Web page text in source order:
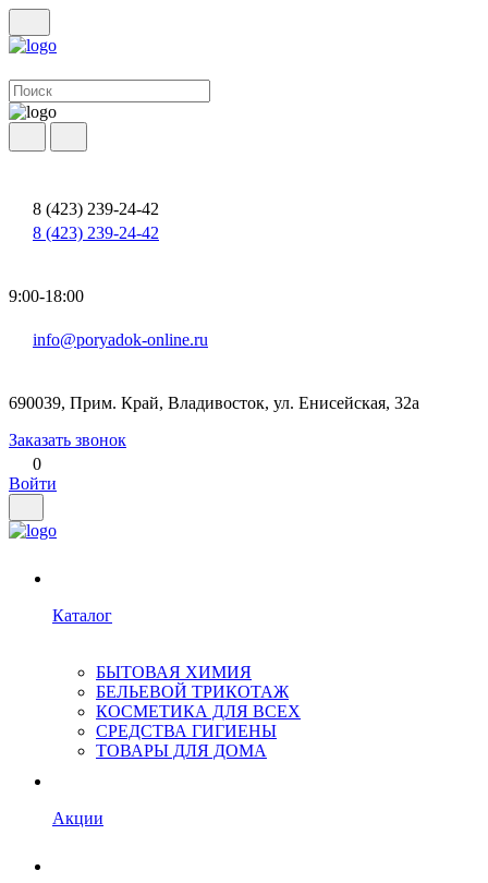
8 (423) 239-24-42
8 (423) 239-24-42
9:00-18:00
info@poryadok-online.ru
690039, Прим. Край, Владивосток, ул. Енисейская, 32а
Заказать звонок
0
Войти
Каталог
БЫТОВАЯ ХИМИЯ
БЕЛЬЕВОЙ ТРИКОТАЖ
КОСМЕТИКА ДЛЯ ВСЕХ
СРЕДСТВА ГИГИЕНЫ
ТОВАРЫ ДЛЯ ДОМА
Акции